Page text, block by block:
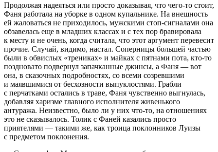
Продолжая надеяться или просто доказывая, что чего-то стоит,
Фаня работала на уборке в одном купальнике. На внешность
ей жаловаться не приходилось, мужскими стоп-сигналами она
обзавелась еще в младших классах и с тех пор бравировала
к месту и не очень, когда считала, что этот аргумент перевесит
прочие. Случай, видимо, настал. Соперницы большей частью
были в обвислых «трениках» и майках с пятнами пота, кто-то
поздновато подвернул запачканные джинсы, а Фаня — вот
она, в сказочных подробностях, со всеми созревшими
и маявшимися от бесхозности выпуклостями. Грабли
с перчатками остались в траве, Фаня чувственно выгнулась,
добавляя харизме главного исполнителя живенького
антуража. Неизвестно, было ли у них что-то, на отношениях
это не сказывалось. Толик с Фаней казались просто
приятелями — такими же, как троица поклонников Луизы
с предметом поклонения.